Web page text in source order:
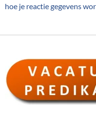
hoe je reactie gegevens